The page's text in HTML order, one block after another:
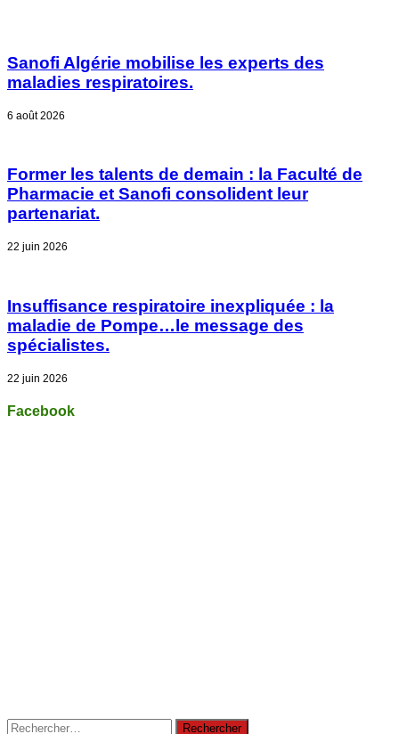
Sanofi Algérie mobilise les experts des
maladies respiratoires.
6 août 2026
Former les talents de demain : la Faculté de
Pharmacie et Sanofi consolident leur
partenariat.
22 juin 2026
Insuffisance respiratoire inexpliquée : la
maladie de Pompe…le message des
spécialistes.
22 juin 2026
Facebook
Rechercher :